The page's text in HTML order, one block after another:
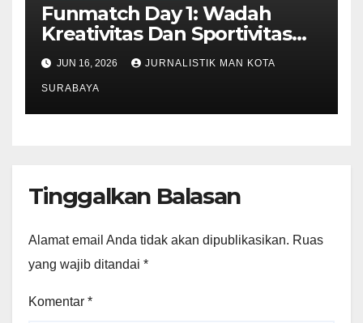
Funmatch Day 1: Wadah
Kreativitas Dan Sportivitas
Siswa
JUN 16, 2026 JURNALISTIK MAN KOTA
SURABAYA
Tinggalkan Balasan
Alamat email Anda tidak akan dipublikasikan. Ruas
yang wajib ditandai *
Komentar *